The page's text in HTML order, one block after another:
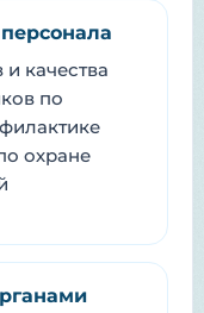
качества
по
охране